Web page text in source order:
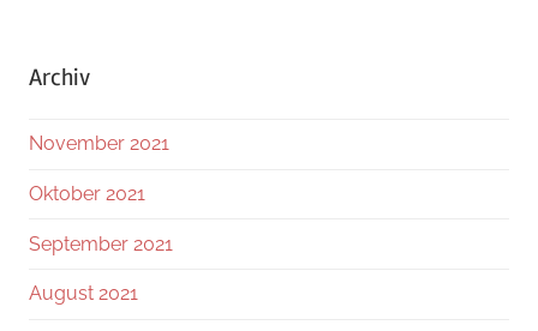
Archiv
November 2021
Oktober 2021
September 2021
August 2021